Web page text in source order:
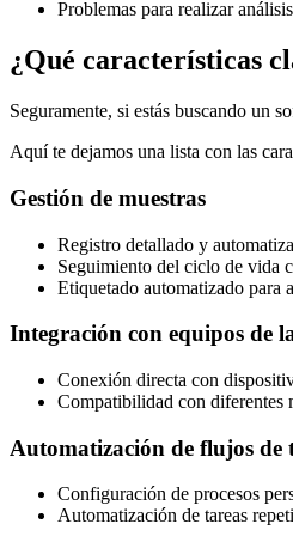
Problemas para realizar
¿Qué características
Seguramente, si estás buscando un
Aquí te dejamos una lista con las
Gestión de muestras
Registro detallado y
Seguimiento del ciclo de vida
Etiquetado automatizado para
Integración con equipos de
Conexión directa con
Compatibilidad con diferentes
Automatización de flujos de
Configuración de procesos
Automatización de tareas